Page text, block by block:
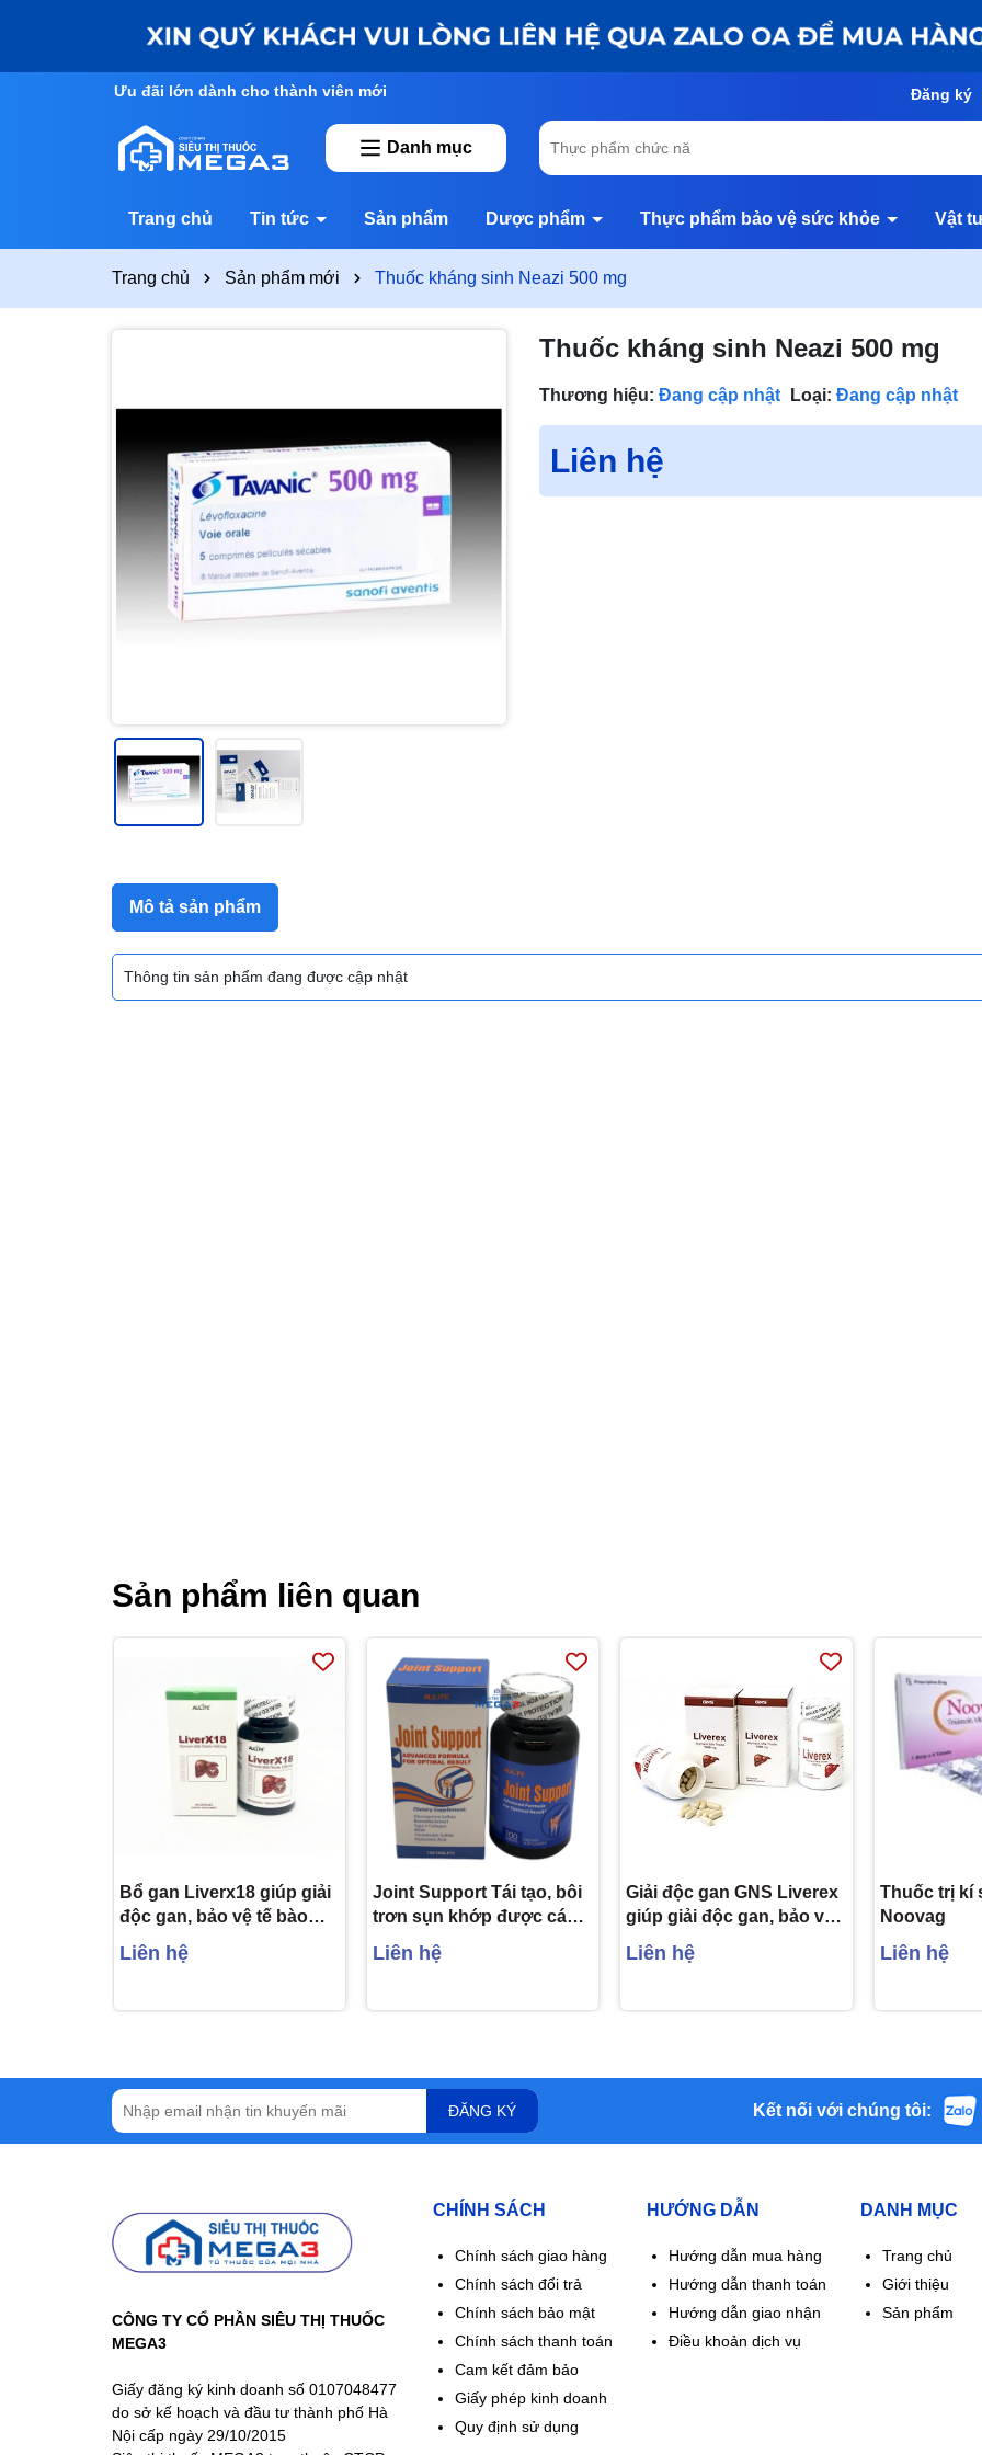
Ưu đãi lớn dành cho thành viên mới Đăng ký
Danh mục
Trang chủ Tin tức Sản phẩm Dược phẩm Thực phẩm bảo vệ sức khỏe Vật
Trang chủ Sản phẩm mới Thuốc kháng sinh Neazi 500 mg
Thuốc kháng sinh Neazi 500 mg
Thương hiệu: Đang cập nhật Loại: Đang cập nhật
Liên hệ
Mô tả sản phẩm
Thông tin sản phẩm đang được cập nhật
Sản phẩm liên quan
Bổ gan Liverx18 giúp giải
độc gan, bảo vệ tế bào
gan, giúp tăng cường
chức năng gan
Liên hệ
Joint Support Tái tạo, bôi
trơn sụn khớp được các
bác sĩ khuyên dùng
Liên hệ
Giải độc gan GNS Liverex
giúp giải độc gan, bảo vệ
tế bào gan, giúp tăng
cường chức năng gan lọ
Liên hệ
Thuốc trị kí
Noovag
Liên hệ
ĐĂNG KÝ Kết nối với chúng tôi:
CÔNG TY CỔ PHẦN SIÊU THỊ THUỐC
MEGA3
Giấy đăng ký kinh doanh số 0107048477
do sở kế hoạch và đầu tư thành phố Hà
Nội cấp ngày 29/10/2015
CHÍNH SÁCH
Chính sách giao hàng
Chính sách đổi trả
Chính sách bảo mật
Chính sách thanh toán
Cam kết đảm bảo
Giấy phép kinh doanh
Quy định sử dụng
HƯỚNG DẪN
Hướng dẫn mua hàng
Hướng dẫn thanh toán
Hướng dẫn giao nhận
Điều khoản dịch vụ
DANH MỤC
Trang chủ
Giới thiệu
Sản phẩm